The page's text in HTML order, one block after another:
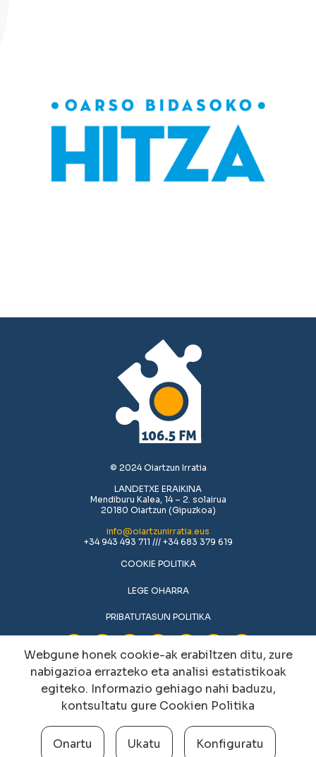
© 2024 Oiartzun Irratia
LANDETXE ERAIKINA
Mendiburu Kalea, 14 – 2. solairua
20180 Oiartzun (Gipuzkoa)
info@oiartzunirratia.eus
+34 943 493 711 /// +34 683 379 619
COOKIE POLITIKA
LEGE OHARRA
PRIBATUTASUN POLITIKA
Cookien konfigurazioa aldatu
Webgune honek cookie-ak erabiltzen ditu, zure
nabigazioa errazteko eta analisi estatistikoak
egiteko. Informazio gehiago nahi baduzu,
kontsultatu gure Cookien Politika
Onartu Ukatu Konfiguratu